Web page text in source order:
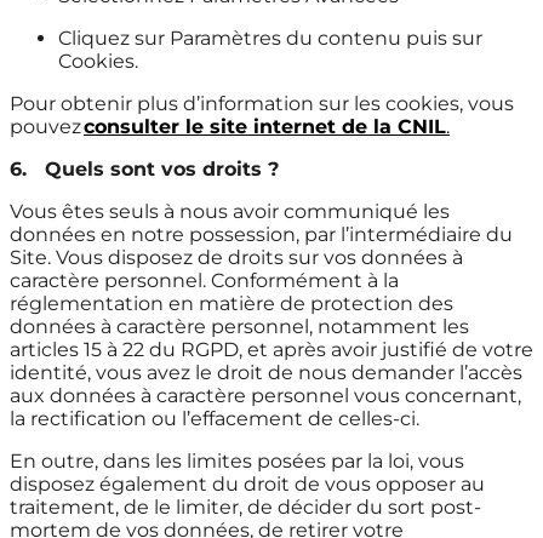
Cliquez sur Paramètres du contenu puis sur
Cookies.
Pour obtenir plus d’information sur les cookies, vous
pouvezconsulter le site internet de la CNIL.
6. Quels sont vos droits ?
Vous êtes seuls à nous avoir communiqué les
données en notre possession, par l’intermédiaire du
Site. Vous disposez de droits sur vos données à
caractère personnel. Conformément à la
réglementation en matière de protection des
données à caractère personnel, notamment les
articles 15 à 22 du RGPD, et après avoir justifié de votre
identité, vous avez le droit de nous demander l’accès
aux données à caractère personnel vous concernant,
la rectification ou l’effacement de celles-ci.
En outre, dans les limites posées par la loi, vous
disposez également du droit de vous opposer au
traitement, de le limiter, de décider du sort post-
mortem de vos données, de retirer votre